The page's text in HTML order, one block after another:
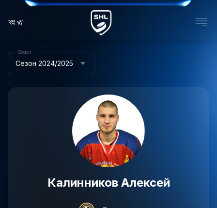
Сезон 2024/2025
Сезон
Калинников Алексей